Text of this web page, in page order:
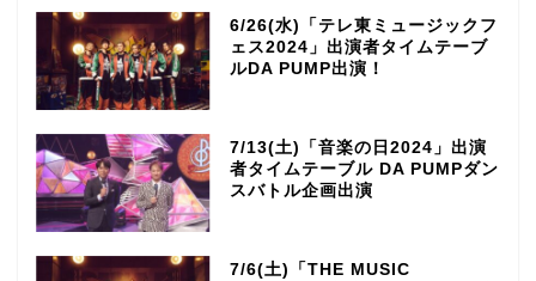
6/26(水)「テレ東ミュージックフ
ェス2024」出演者タイムテーブ
ルDA PUMP出演！
7/13(土)「音楽の日2024」出演
者タイムテーブル DA PUMPダン
スバトル企画出演
7/6(土)「THE MUSIC